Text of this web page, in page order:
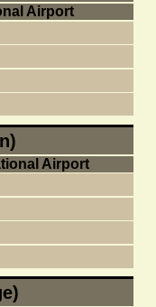
Airport
Airport